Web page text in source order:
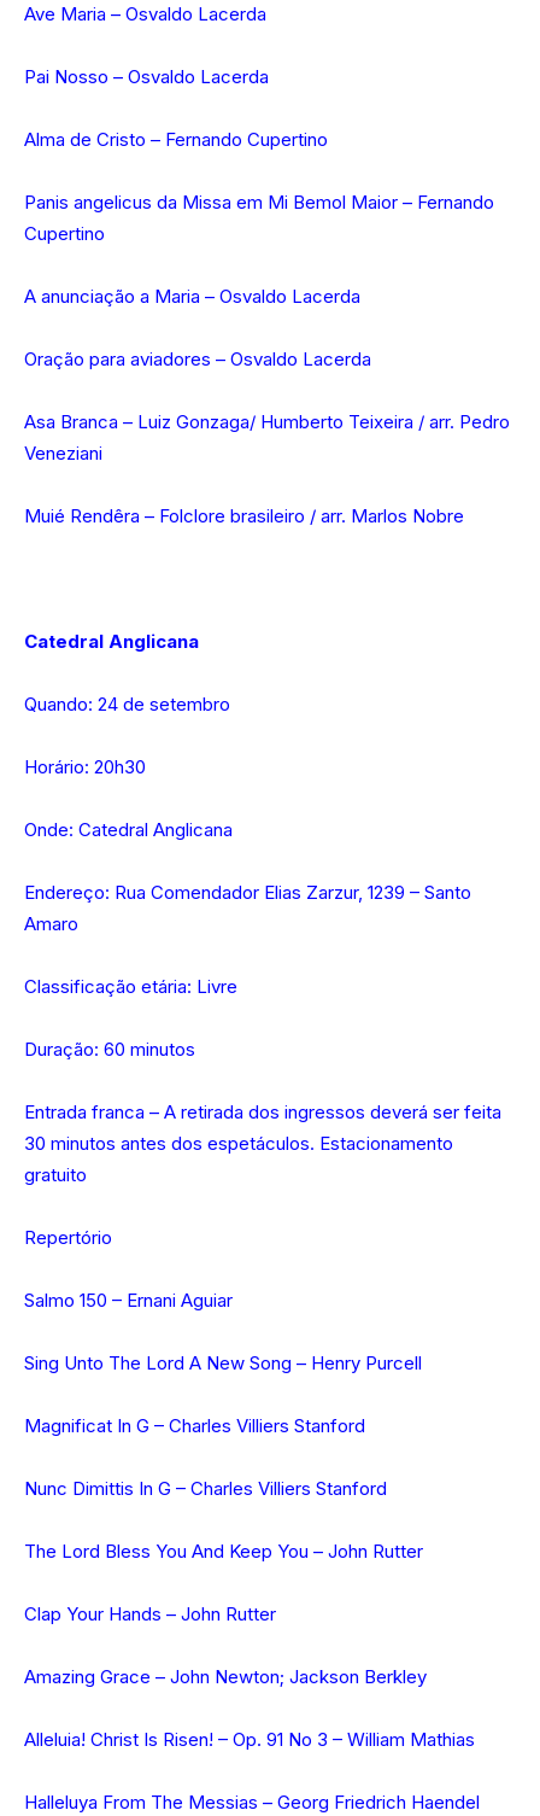
Ave Maria – Osvaldo Lacerda
Pai Nosso – Osvaldo Lacerda
Alma de Cristo – Fernando Cupertino
Panis angelicus da Missa em Mi Bemol Maior – Fernando
Cupertino
A anunciação a Maria – Osvaldo Lacerda
Oração para aviadores – Osvaldo Lacerda
Asa Branca – Luiz Gonzaga/ Humberto Teixeira / arr. Pedro
Veneziani
Muié Rendêra – Folclore brasileiro / arr. Marlos Nobre
Catedral Anglicana
Quando: 24 de setembro
Horário: 20h30
Onde: Catedral Anglicana
Endereço: Rua Comendador Elias Zarzur, 1239 – Santo
Amaro
Classificação etária: Livre
Duração: 60 minutos
Entrada franca – A retirada dos ingressos deverá ser feita
30 minutos antes dos espetáculos. Estacionamento
gratuito
Repertório
Salmo 150 – Ernani Aguiar
Sing Unto The Lord A New Song – Henry Purcell
Magnificat In G – Charles Villiers Stanford
Nunc Dimittis In G – Charles Villiers Stanford
The Lord Bless You And Keep You – John Rutter
Clap Your Hands – John Rutter
Amazing Grace – John Newton; Jackson Berkley
Alleluia! Christ Is Risen! – Op. 91 No 3 – William Mathias
Halleluya From The Messias – Georg Friedrich Haendel